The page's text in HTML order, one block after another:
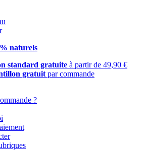
naturels
standard gratuite à partir de 49,90 €
gratuit par commande
?